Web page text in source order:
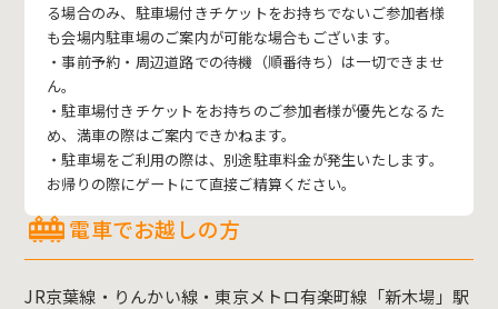
る場合のみ、駐車場付きチケットをお持ちでないご参加者様
も会場内駐車場のご案内が可能な場合もございます。
・事前予約・周辺道路での待機（順番待ち）は一切できませ
ん。
・駐車場付きチケットをお持ちのご参加者様が優先となるた
め、満車の際はご案内できかねます。
・駐車場をご利用の際は、別途駐車料金が発生いたします。
お帰りの際にゲートにて直接ご精算ください。
電車でお越しの方
JR京葉線・りんかい線・東京メトロ有楽町線「新木場」駅